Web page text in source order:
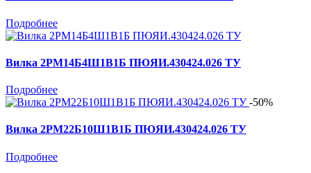
Подробнее
Вилка 2РМ14Б4Ш1В1Б ПЮЯИ.430424.026 ТУ
Подробнее
-50%
Вилка 2РМ22Б10Ш1В1Б ПЮЯИ.430424.026 ТУ
Подробнее